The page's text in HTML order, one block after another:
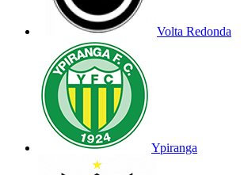
Volta Redonda
Ypiranga